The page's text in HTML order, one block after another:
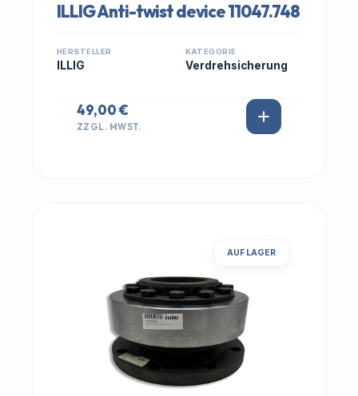
ILLIG Anti-twist device 11047.748
HERSTELLER
ILLIG
KATEGORIE
Verdrehsicherung
49,00 €
ZZGL. MWST.
AUF LAGER